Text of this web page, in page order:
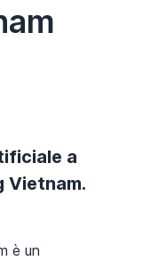
a
Vietnam.
è un